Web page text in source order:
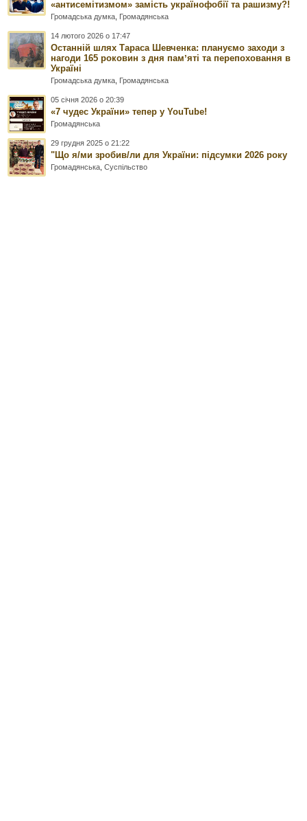
«антисемітизмом» замість українофобії та рашизму?!
Громадська думка Громадянська
14 лютого 2026 о 17:47
Останній шлях Тараса Шевченка: плануємо заходи з
нагоди 165 роковин з дня памʼяті та перепоховання в
Україні
Громадська думка Громадянська
05 січня 2026 о 20:39
«7 чудес України» тепер у YouTube!
Громадянська
29 грудня 2025 о 21:22
"Що я/ми зробив/ли для України: підсумки 2026 року
Громадянська ,Суспільство